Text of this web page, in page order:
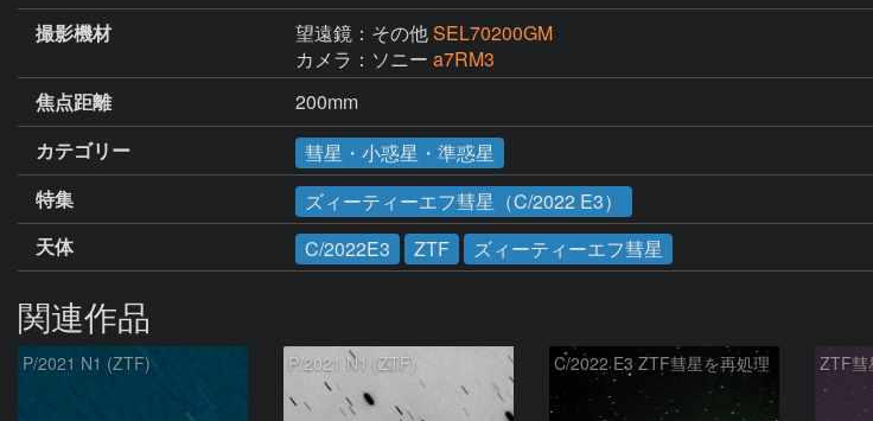
撮影機材
望遠鏡：その他SEL70200GM
カメラ：ソニー a7RM3
焦点距離
200mm
カテゴリー
彗星・小惑星・準惑星
特集
ズィーティーエフ彗星（C/2022 E3）
天体
C/2022E3 ZTF ズィーティーエフ彗星
関連作品
P/2021 N1 (ZTF) P/2021 N1 (ZTF) C/2022 E3 ZTF彗星を再処理